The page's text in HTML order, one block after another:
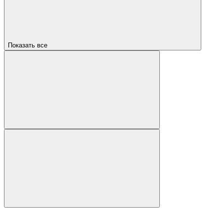
Показать все